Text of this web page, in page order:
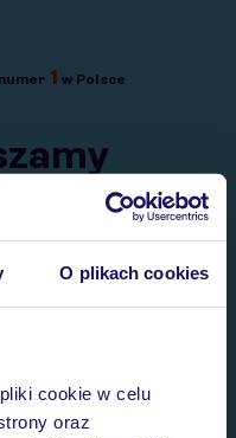
O plikach cookies
cookie w celu
oraz
numer 1 w Polsce
krótkie wakacje.